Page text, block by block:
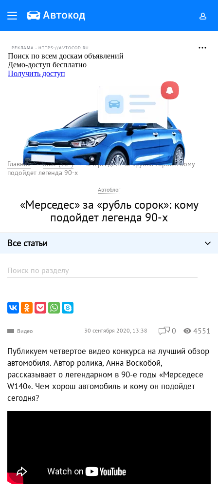
РЕКЛАМА • HTTPS://AVTOCOD.RU
Главная Блог (18+)
«Мерседес» за «рубль сорок»: кому
подойдет легенда 90-х
Автоблог
«Мерседес» за «рубль сорок»: кому
подойдет легенда 90-х
Все статьи
Видео 30 сентября 2020, 13:38 0 4551
Публикуем четвертое видео конкурса на лучший обзор
автомобиля. Автор ролика, Анна Воскобой,
рассказывает о легендарном в 90-е годы «Мерседесе
W140». Чем хорош автомобиль и кому он подойдет
сегодня?